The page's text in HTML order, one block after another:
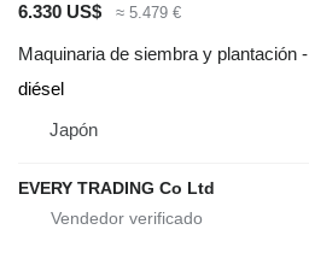
6.330 US$
≈ 5.479 €
Maquinaria de siembra y plantación
diésel
Japón
EVERY TRADING Co Ltd